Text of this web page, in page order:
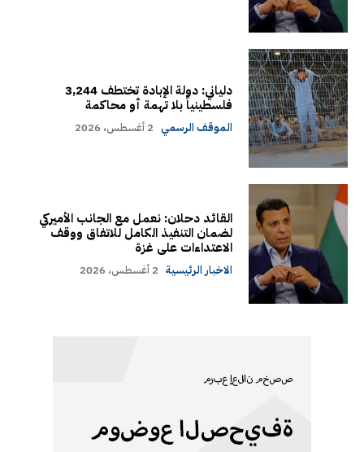
دلياني: دولة الإبادة تختطف 3,244
فلسطينياً بلا تهمة أو محاكمة
الموقف الرسمي 2 أغسطس، 2026
القائد دحلان: نعمل مع الجانب الأميركي
لضمان التنفيذ الكامل للاتفاق ووقف
الاعتداءات على غزة
الاخبار الرئيسية 2 أغسطس، 2026